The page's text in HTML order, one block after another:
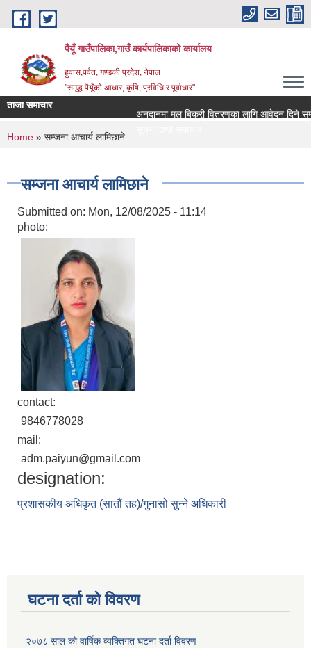
Skip to main content
पैयूँ गाउँपालिका,गाउँ कार्यपालिकाको कार्यालय
हुवास,पर्वत, गण्डकी प्रदेश, नेपाल
"समृद्ध पैयूँको आधार; कृषि, प्रविधि र पूर्वाधार"
ताजा समाचार
अनुदानमा मल बिक्री वितरणका लागि आवेदन दिने
सूचना तथा समाचार
You are here
Home » सम्जना आचार्य लामिछाने
सम्जना आचार्य लामिछाने
Submitted on: Mon, 12/08/2025 - 11:14
photo:
contact:
9846778028
mail:
adm.paiyun@gmail.com
designation:
प्रशासकीय अधिकृत (सातौं तह)/गुनासो सुन्ने अधिकारी
घटना दर्ता को विवरण
२०७८ साल को वार्षिक व्यक्तिगत घटना दर्ता विवरण